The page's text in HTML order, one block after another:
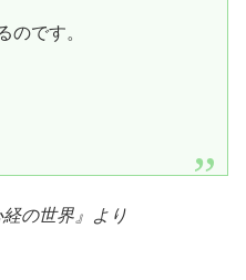
のです。
の世界 』より